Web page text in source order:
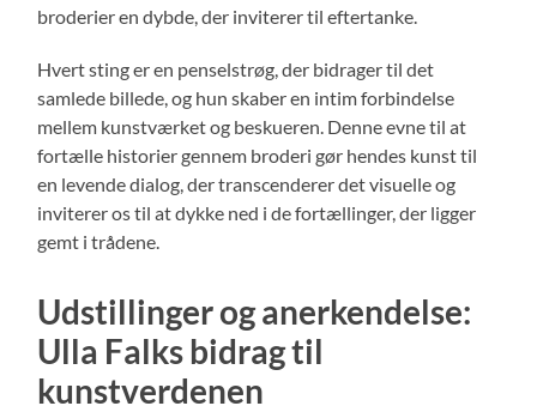
broderier en dybde, der inviterer til eftertanke.
Hvert sting er en penselstrøg, der bidrager til det
samlede billede, og hun skaber en intim forbindelse
mellem kunstværket og beskueren. Denne evne til at
fortælle historier gennem broderi gør hendes kunst til
en levende dialog, der transcenderer det visuelle og
inviterer os til at dykke ned i de fortællinger, der ligger
gemt i trådene.
Udstillinger og anerkendelse:
Ulla Falks bidrag til
kunstverdenen